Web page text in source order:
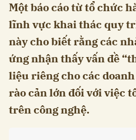
Một báo cáo từ tổ chức
lĩnh vực khai thác quy
này cho biết rằng các
ứng nhận thấy vấn đề
liệu riêng cho các
rào cản lớn đối với việc
trên công nghệ.